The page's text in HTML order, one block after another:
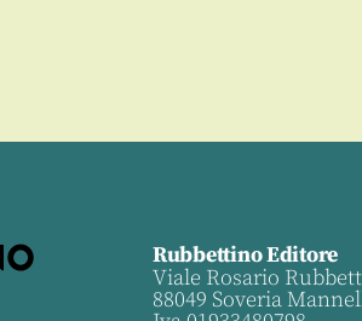
Rubbettino Editore
Viale Rosario
88049 Soveria